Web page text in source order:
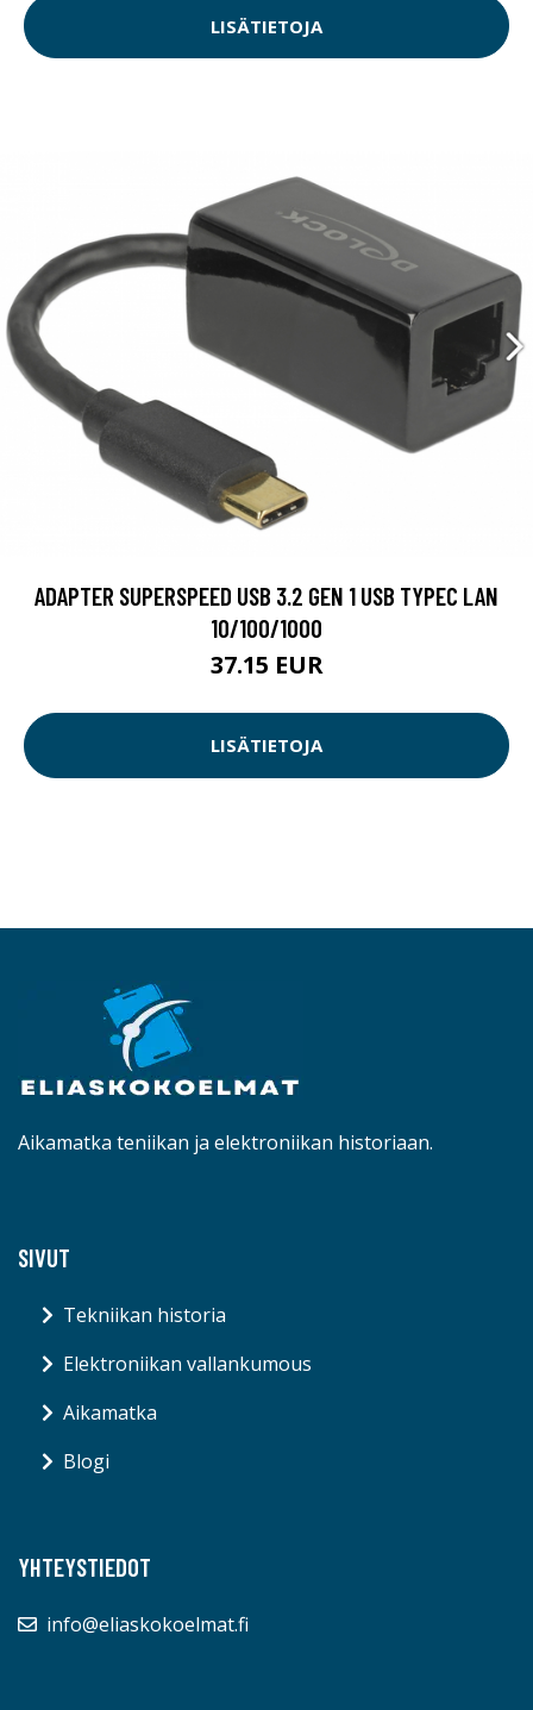
LISÄTIETOJA
ADAPTER SUPERSPEED USB 3.2 GEN 1 USB TYPEC LAN
10/100/1000
37.15 EUR
LISÄTIETOJA
Aikamatka teniikan ja elektroniikan historiaan.
SIVUT
Tekniikan historia
Elektroniikan vallankumous
Aikamatka
Blogi
YHTEYSTIEDOT
info@eliaskokoelmat.fi